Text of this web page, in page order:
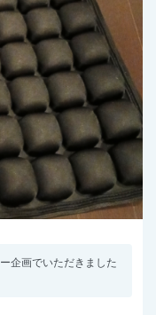
企画でいただきました